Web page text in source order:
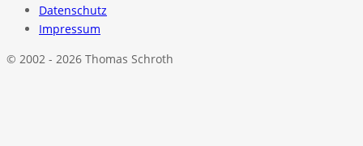
Datenschutz
Impressum
© 2002 - 2026 Thomas Schroth